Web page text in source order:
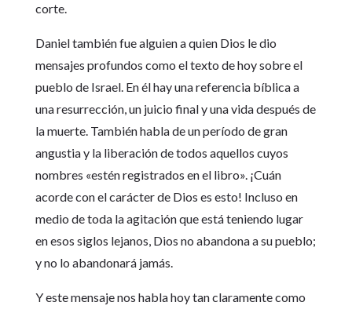
corte.
Daniel también fue alguien a quien Dios le dio
mensajes profundos como el texto de hoy sobre el
pueblo de Israel. En él hay una referencia bíblica a
una resurrección, un juicio final y una vida después de
la muerte. También habla de un período de gran
angustia y la liberación de todos aquellos cuyos
nombres «estén registrados en el libro». ¡Cuán
acorde con el carácter de Dios es esto! Incluso en
medio de toda la agitación que está teniendo lugar
en esos siglos lejanos, Dios no abandona a su pueblo;
y no lo abandonará jamás.
Y este mensaje nos habla hoy tan claramente como